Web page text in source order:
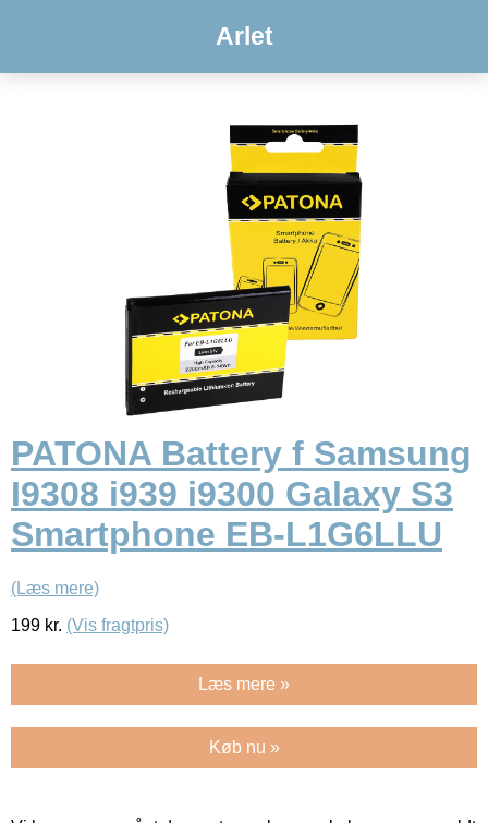
Arlet
PATONA Battery f Samsung
I9308 i939 i9300 Galaxy S3
Smartphone EB-L1G6LLU
(Læs mere)
199 kr. (Vis fragtpris)
Læs mere »
Køb nu »